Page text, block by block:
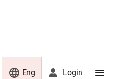
Eng Login